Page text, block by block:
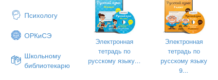
Психологу
ОРКиСЭ
Школьному
библиотекарю
(с
1
Организационный
Электронная
тетрадь по
русскому языку...
Электронная
тетрадь по
русскому языку
9...